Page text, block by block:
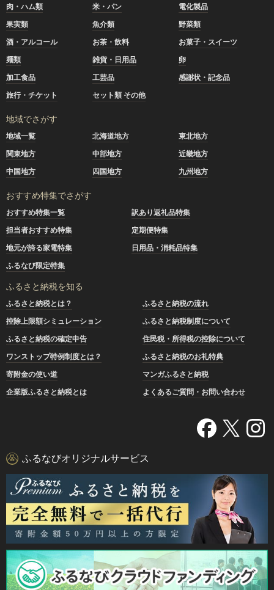
肉・ハム類 米・パン
電化製品
果実類
魚介類
野菜類
酒・アルコール
お茶・飲料
お菓子・スイーツ
麺類
雑貨・日用品
卵
加工食品
工芸品
感謝状・記念品
旅行・チケット
セット類 その他
地域でさがす
地域一覧 北海道地方
東北地方
関東地方
中部地方
近畿地方
中国地方
四国地方 九州地方
おすすめ特集でさがす
おすすめ特集一覧
訳あり返礼品特集
担当者おすすめ特集
定期便特集
地元が誇る家電特集
日用品・消耗品特集
ふるなび限定特集
ふるさと納税を知る
ふるさと納税とは？
ふるさと納税の流れ
控除上限額シミュレーション
ふるさと納税制度について
ふるさと納税の確定申告
住民税・所得税の控除について
ワンストップ特例制度とは？
ふるさと納税のお礼特典
寄附金の使い道
マンガふるさと納税
企業版ふるさと納税とは
よくあるご質問・お問い合わせ
ふるなびオリジナルサービス